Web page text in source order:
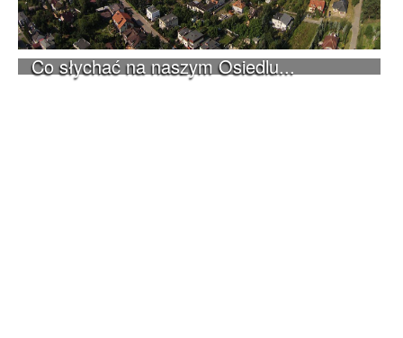
Co słychać na naszym Osiedlu...